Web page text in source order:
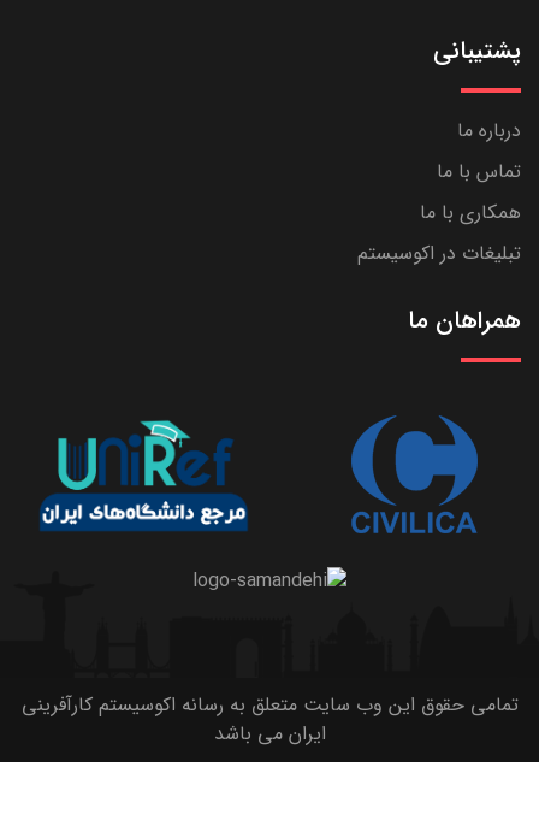
پشتیبانی
درباره ما
تماس با ما
همکاری با ما
تبلیغات در اکوسیستم
همراهان ما
تمامی حقوق این وب سایت متعلق به رسانه اکوسیستم کارآفرینی
ایران می باشد